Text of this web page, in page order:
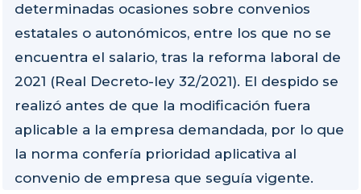
determinadas ocasiones sobre convenios
estatales o autonómicos, entre los que no se
encuentra el salario, tras la reforma laboral de
2021 (Real Decreto-ley 32/2021). El despido se
realizó antes de que la modificación fuera
aplicable a la empresa demandada, por lo que
la norma confería prioridad aplicativa al
convenio de empresa que seguía vigente.